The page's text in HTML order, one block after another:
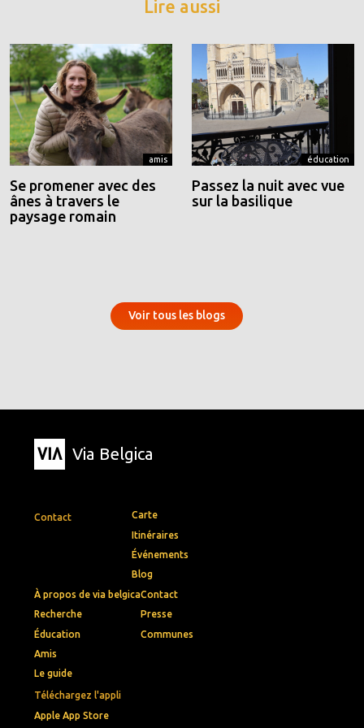
Lire aussi
amis
Se promener avec des
ânes à travers le
paysage romain
éducation
Passez la nuit avec vue
sur la basilique
Voir tous les blogs
Via Belgica
Contact
Téléchargez l'appli
Apple App Store
Carte
Itinéraires
Événements
Blog
À propos de via belgica
Recherche
Éducation
Amis
Le guide
Contact
Presse
Communes